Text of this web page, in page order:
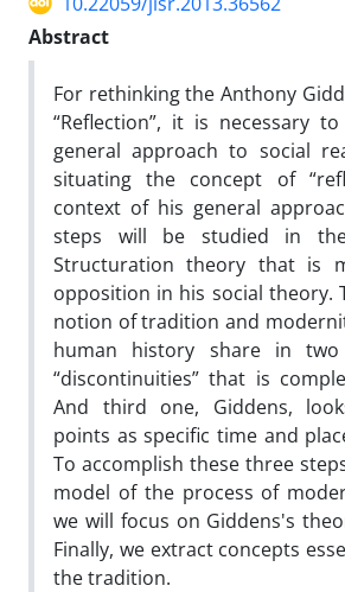
Abstract
For rethinking the Anthony
“Reflection”, it is necessary
general approach to social
situating the concept of
context of his general
steps will be studied in
Structuration theory that is
opposition in his social theory.
notion of tradition and
human history share in two
“discontinuities” that is
And third one, Giddens,
points as specific time and
To accomplish these three
model of the process of
we will focus on Giddens's
Finally, we extract concepts
the tradition.